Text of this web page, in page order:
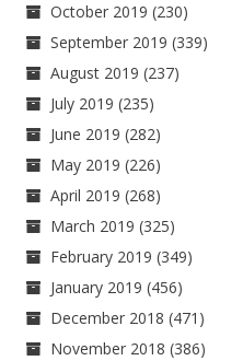
October 2019 (230)
September 2019 (339)
August 2019 (237)
July 2019 (235)
June 2019 (282)
May 2019 (226)
April 2019 (268)
March 2019 (325)
February 2019 (349)
January 2019 (456)
December 2018 (471)
November 2018 (386)